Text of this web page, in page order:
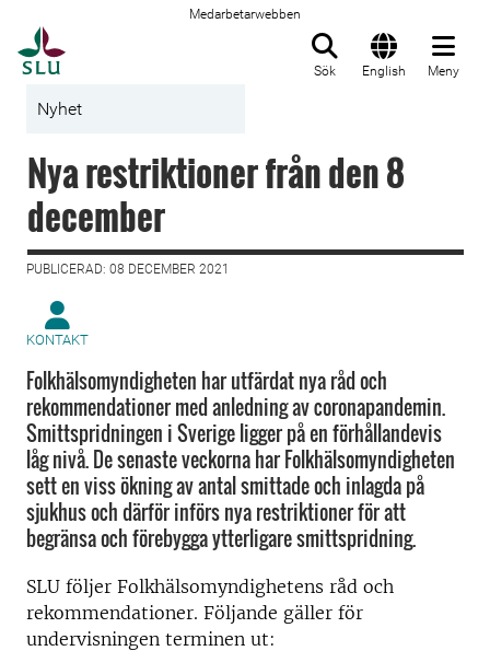
Medarbetarwebben
Sök English Meny
Nyhet
Nya restriktioner från den 8
december
PUBLICERAD: 08 DECEMBER 2021
KONTAKT
Folkhälsomyndigheten har utfärdat nya råd och
rekommendationer med anledning av coronapandemin.
Smittspridningen i Sverige ligger på en förhållandevis
låg nivå. De senaste veckorna har Folkhälsomyndigheten
sett en viss ökning av antal smittade och inlagda på
sjukhus och därför införs nya restriktioner för att
begränsa och förebygga ytterligare smittspridning.
SLU följer Folkhälsomyndighetens råd och
rekommendationer. Följande gäller för
undervisningen terminen ut: